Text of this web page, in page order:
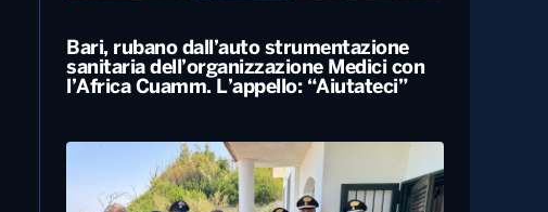
Bari, rubano dall’auto strumentazione
sanitaria dell’organizzazione Medici con
l’Africa Cuamm. L’appello: “Aiutateci”